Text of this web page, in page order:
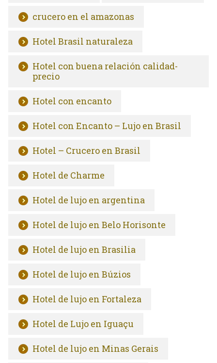
crucero en el amazonas
Hotel Brasil naturaleza
Hotel con buena relación calidad-
precio
Hotel con encanto
Hotel con Encanto – Lujo en Brasil
Hotel – Crucero en Brasil
Hotel de Charme
Hotel de lujo en argentina
Hotel de lujo en Belo Horisonte
Hotel de lujo en Brasilia
Hotel de lujo en Búzios
Hotel de lujo en Fortaleza
Hotel de Lujo en Iguaçu
Hotel de lujo en Minas Gerais